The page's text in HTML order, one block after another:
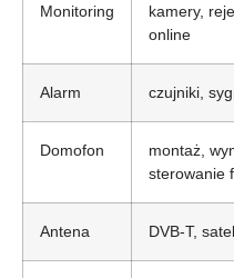
Monitoring
kamery,
online
Alarm czujniki,
Domofon
montaż,
sterowanie
Antena DVB-T,